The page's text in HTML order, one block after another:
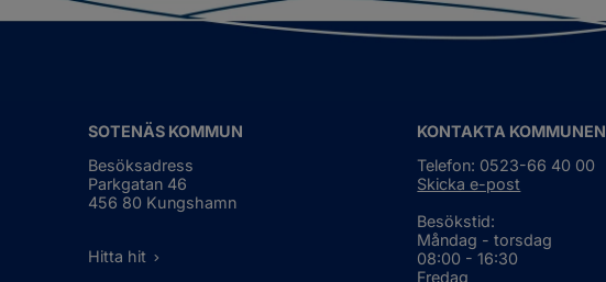
SOTENÄS KOMMUN
Besöksadress
Parkgatan 46
456 80 Kungshamn
Hitta hit
KONTAKTA KOMMUNEN
Telefon: 0523-66 40 00
Skicka e-post
Besökstid:
Måndag - torsdag
08:00 - 16:30
Fredag